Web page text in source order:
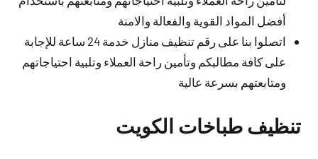
أفضل المواد القوية والفعالة والامنة
اتصلوا بنا على رقم تنظيف منازل خدمة 24 ساعة للإجابة
على كافة مطالبكم وتأمين راحة العملاء وتلبية احتياجاتهم
ومتابعتهم بسرعة عالية
تنظيف طباخات الكويت